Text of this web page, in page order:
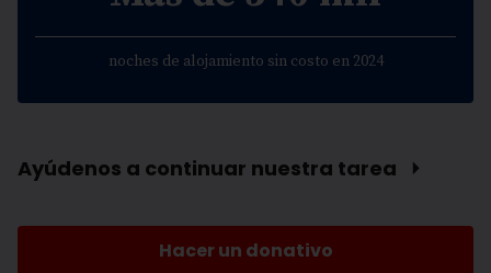
noches de alojamiento sin costo en 2024
Ayúdenos a continuar nuestra tarea ⏵
Hacer un donativo